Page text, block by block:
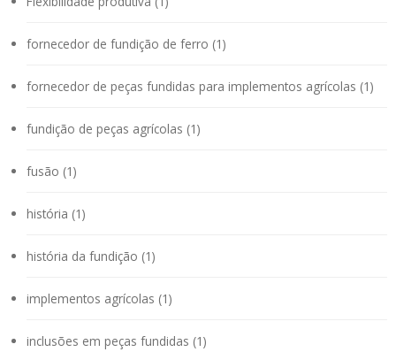
fornecedor de fundição de ferro (1)
fornecedor de peças fundidas para implementos agrícolas (1)
fundição de peças agrícolas (1)
fusão (1)
história (1)
história da fundição (1)
implementos agrícolas (1)
inclusões em peças fundidas (1)